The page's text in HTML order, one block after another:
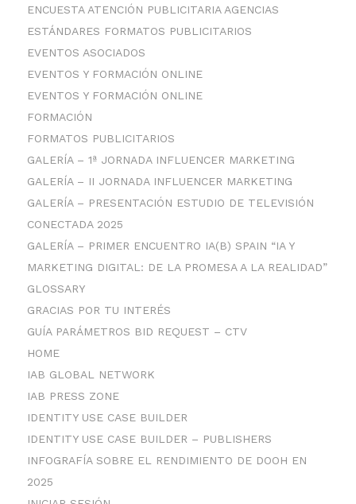
ENCUESTA ATENCIÓN PUBLICITARIA AGENCIAS
ESTÁNDARES FORMATOS PUBLICITARIOS
EVENTOS ASOCIADOS
EVENTOS Y FORMACIÓN ONLINE
EVENTOS Y FORMACIÓN ONLINE
FORMACIÓN
FORMATOS PUBLICITARIOS
GALERÍA – 1ª JORNADA INFLUENCER MARKETING
GALERÍA – II JORNADA INFLUENCER MARKETING
GALERÍA – PRESENTACIÓN ESTUDIO DE TELEVISIÓN
CONECTADA 2025
GALERÍA – PRIMER ENCUENTRO IA(B) SPAIN “IA Y
MARKETING DIGITAL: DE LA PROMESA A LA REALIDAD”
GLOSSARY
GRACIAS POR TU INTERÉS
GUÍA PARÁMETROS BID REQUEST – CTV
HOME
IAB GLOBAL NETWORK
IAB PRESS ZONE
IDENTITY USE CASE BUILDER
IDENTITY USE CASE BUILDER – PUBLISHERS
INFOGRAFÍA SOBRE EL RENDIMIENTO DE DOOH EN
2025